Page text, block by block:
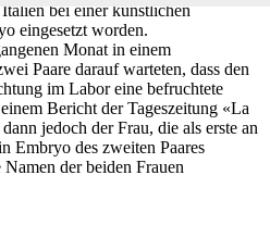
bei einer künstlichen
eingesetzt worden.
Monat in einem
Paare darauf warteten, dass den
im Labor eine befruchtete
Bericht der Tageszeitung «La
jedoch der Frau, die als erste an
Embryo des zweiten Paares
der beiden Frauen